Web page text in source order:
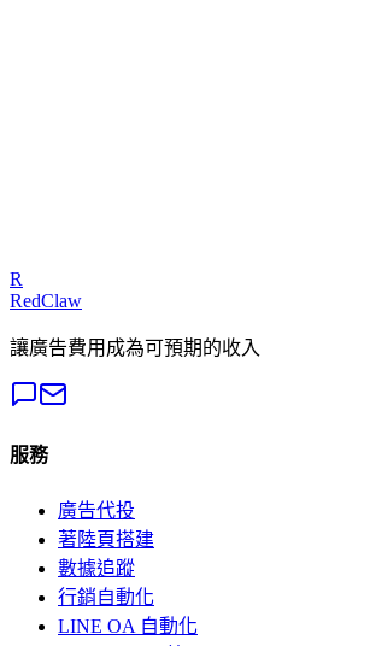
R
RedClaw
讓廣告費用成為可預期的收入
服務
廣告代投
著陸頁搭建
數據追蹤
行銷自動化
LINE OA 自動化